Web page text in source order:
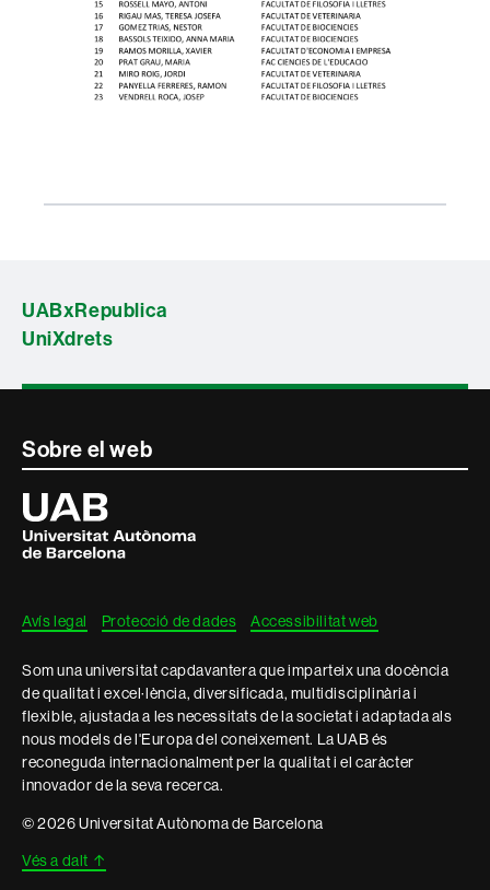
UABxRepublica
UniXdrets
Contacte
informació
legal
Sobre el web
Universitat
Autònoma
de
Barcelona
Avís legal Protecció de dades Accessibilitat web
Som una universitat capdavantera que imparteix una docència
de qualitat i excel·lència, diversificada, multidisciplinària i
flexible, ajustada a les necessitats de la societat i adaptada als
nous models de l'Europa del coneixement. La UAB és
reconeguda internacionalment per la qualitat i el caràcter
innovador de la seva recerca.
© 2026 Universitat Autònoma de Barcelona
Vés a dalt ↑